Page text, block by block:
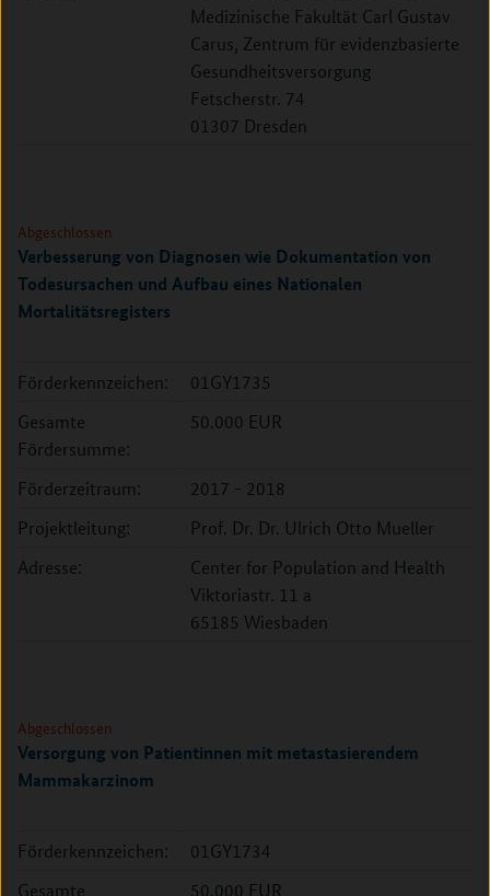
Medizinische Fakultät Carl Gustav
Carus, Zentrum für evidenzbasierte
Gesundheitsversorgung
Fetscherstr. 74
01307 Dresden
Abgeschlossen
Verbesserung von Diagnosen wie Dokumentation von
Todesursachen und Aufbau eines Nationalen
Mortalitätsregisters
Förderkennzeichen:
01GY1735
Gesamte
Fördersumme:
50.000 EUR
Förderzeitraum:
2017 - 2018
Projektleitung:
Prof. Dr. Dr. Ulrich Otto Mueller
Adresse:
Center for Population and Health
Viktoriastr. 11 a
65185 Wiesbaden
Abgeschlossen
Versorgung von Patientinnen mit metastasierendem
Mammakarzinom
Förderkennzeichen:
01GY1734
Gesamte
50.000 EUR